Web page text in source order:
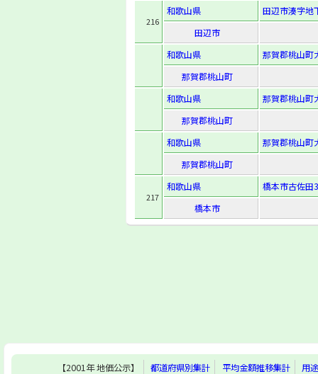
216
和歌山県
田辺市湊字地
田辺市
和歌山県
那賀郡桃山町
那賀郡桃山町
和歌山県
那賀郡桃山町
那賀郡桃山町
和歌山県
那賀郡桃山町
那賀郡桃山町
217
和歌山県
橋本市古佐田
橋本市
【2001年 地価公示】 都道府県別集計 平均金額推移集計 用